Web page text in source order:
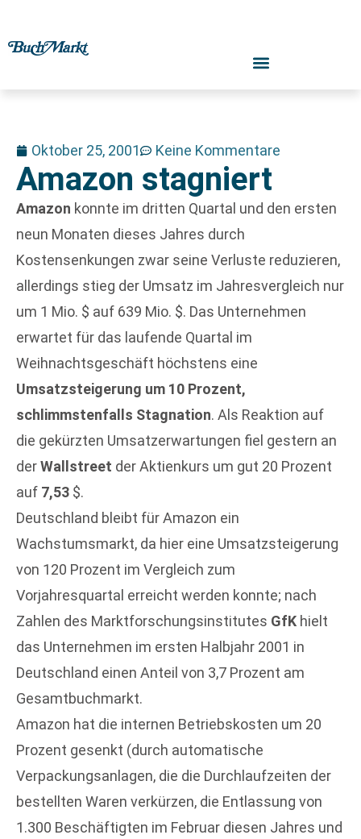
Oktober 25, 2001 Keine Kommentare
Amazon stagniert
Amazon konnte im dritten Quartal und den ersten
neun Monaten dieses Jahres durch
Kostensenkungen zwar seine Verluste reduzieren,
allerdings stieg der Umsatz im Jahresvergleich nur
um 1 Mio. $ auf 639 Mio. $. Das Unternehmen
erwartet für das laufende Quartal im
Weihnachtsgeschäft höchstens eine
Umsatzsteigerung um 10 Prozent,
schlimmstenfalls Stagnation. Als Reaktion auf
die gekürzten Umsatzerwartungen fiel gestern an
derWallstreet der Aktienkurs um gut 20 Prozent
auf 7,53 $.
Deutschland bleibt für Amazon ein
Wachstumsmarkt, da hier eine Umsatzsteigerung
von 120 Prozent im Vergleich zum
Vorjahresquartal erreicht werden konnte; nach
Zahlen des Marktforschungsinstitutes GfK hielt
das Unternehmen im ersten Halbjahr 2001 in
Deutschland einen Anteil von 3,7 Prozent am
Gesamtbuchmarkt.
Amazon hat die internen Betriebskosten um 20
Prozent gesenkt (durch automatische
Verpackungsanlagen, die die Durchlaufzeiten der
bestellten Waren verkürzen, die Entlassung von
1.300 Beschäftigten im Februar diesen Jahres und